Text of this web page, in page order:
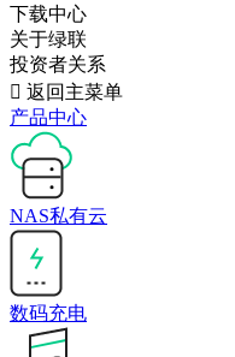
下载中心
关于绿联
投资者关系
 返回主菜单
产品中心
NAS私有云
数码充电